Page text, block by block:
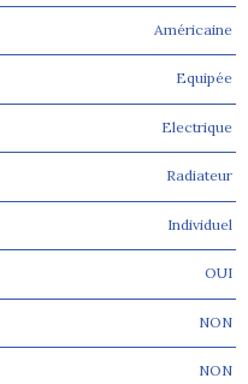
Américaine
Equipée
Electrique
Radiateur
Individuel
OUI
NON
NON